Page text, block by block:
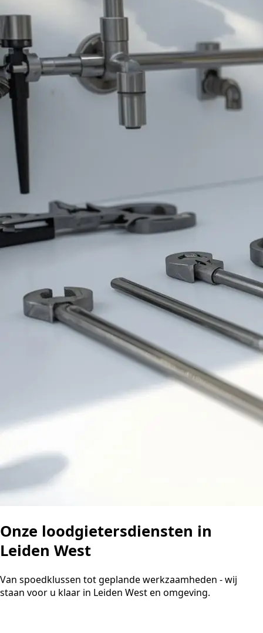
Onze loodgietersdiensten in
Leiden West
Van spoedklussen tot geplande werkzaamheden - wij
staan voor u klaar in Leiden West en omgeving.